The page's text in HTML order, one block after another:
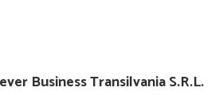
Business Transilvania S.R.L.